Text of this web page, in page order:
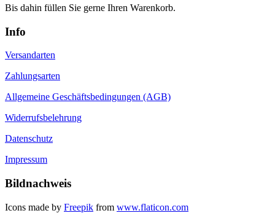
Bis dahin füllen Sie gerne Ihren Warenkorb.
Info
Versandarten
Zahlungsarten
Allgemeine Geschäftsbedingungen (AGB)
Widerrufsbelehrung
Datenschutz
Impressum
Bildnachweis
Icons made by Freepik from www.flaticon.com